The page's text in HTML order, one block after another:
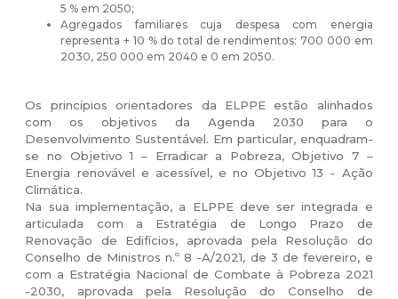
5 % em 2050;
Agregados familiares cuja despesa com energia
representa + 10 % do total de rendimentos: 700 000 em
2030, 250 000 em 2040 e 0 em 2050.
Os princípios orientadores da ELPPE estão alinhados
com os objetivos da Agenda 2030 para o
Desenvolvimento Sustentável. Em particular, enquadram-
se no Objetivo 1 – Erradicar a Pobreza, Objetivo 7 –
Energia renovável e acessível, e no Objetivo 13 - Ação
Climática.
Na sua implementação, a ELPPE deve ser integrada e
articulada com a Estratégia de Longo Prazo de
Renovação de Edifícios, aprovada pela Resolução do
Conselho de Ministros n.º 8 -A/2021, de 3 de fevereiro, e
com a Estratégia Nacional de Combate à Pobreza 2021
-2030, aprovada pela Resolução do Conselho de